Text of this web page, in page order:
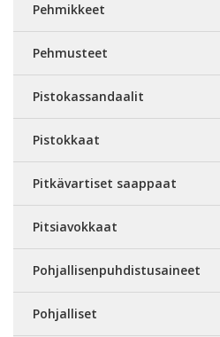
Pehmikkeet
Pehmusteet
Pistokassandaalit
Pistokkaat
Pitkävartiset saappaat
Pitsiavokkaat
Pohjallisenpuhdistusaineet
Pohjalliset